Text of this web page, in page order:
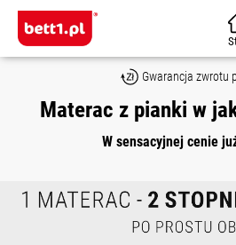
Skip to main content
Gwarancja zwrotu
Materac z pianki w
W sensacyjnej cenie
Skip image gallery